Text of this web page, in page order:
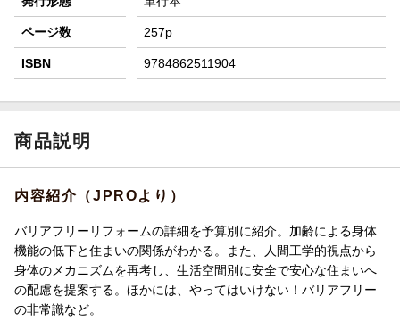
ページ数 257p
ISBN 9784862511904
商品説明
内容紹介（JPROより）
バリアフリーリフォームの詳細を予算別に紹介。加齢による身体
機能の低下と住まいの関係がわかる。また、人間工学的視点から
身体のメカニズムを再考し、生活空間別に安全で安心な住まいへ
の配慮を提案する。ほかには、やってはいけない！バリアフリー
の非常識など。